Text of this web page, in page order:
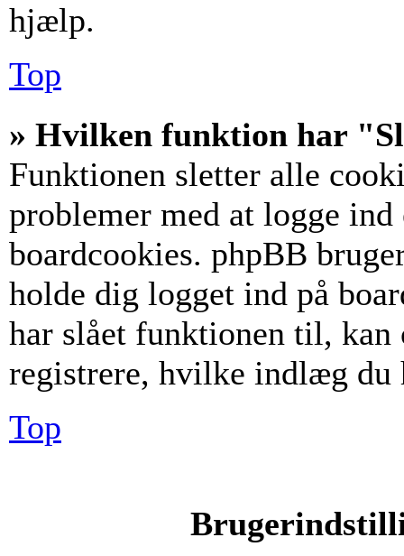
hjælp.
Top
» Hvilken funktion har
Funktionen sletter alle
problemer med at logge
boardcookies. phpBB
holde dig logget ind på
har slået funktionen til, kan
registrere, hvilke indlæg du
Top